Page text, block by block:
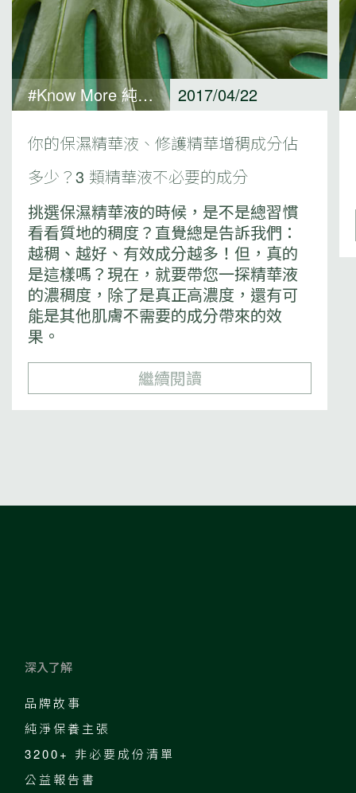
#Know More 純淨保養觀點 2017/04/22
你的保濕精華液、修護精華增稠成分佔
多少？3 類精華液不必要的成分
挑選保濕精華液的時候，是不是總習慣
看看質地的稠度？直覺總是告訴我們：
越稠、越好、有效成分越多！但，真的
是這樣嗎？現在，就要帶您一探精華液
的濃稠度，除了是真正高濃度，還有可
能是其他肌膚不需要的成分帶來的效
果。
繼續閱讀
深入了解
品牌故事
純淨保養主張
3200+ 非必要成份清單
公益報告書